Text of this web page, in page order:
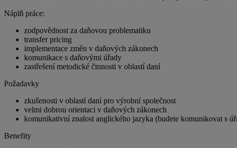
Náplň práce:
zodpovědnost za daňovou problematiku
transfer pricing
implementace změn v daňových zákonech
komunikace s daňovými úřady
zastřešení metodické činnosti v oblastí daní
Požadavky
zkušenosti v oblastí daní pro výrobní společnost
velmi dobrou orientaci v daňových zákonech
komunikativní znalost anglického jazyka (budete komunikovat s
Benefity